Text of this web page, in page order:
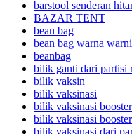
barstool senderan
BAZAR TENT
bean bag
bean bag warna warni
beanbag
bilik ganti dari partisi
bilik vaksin
bilik vaksinasi
bilik vaksinasi booster
bilik vaksinasi